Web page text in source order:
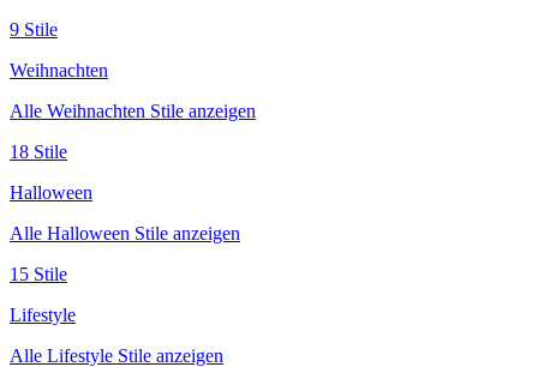
9 Stile
Weihnachten
Alle Weihnachten Stile anzeigen
18 Stile
Halloween
Alle Halloween Stile anzeigen
15 Stile
Lifestyle
Alle Lifestyle Stile anzeigen